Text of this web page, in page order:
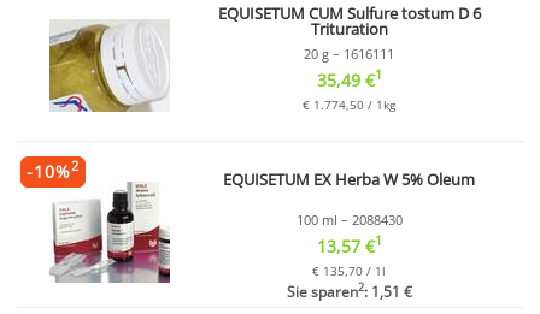
EQUISETUM CUM Sulfure tostum D 6
Trituration
20 g – 1616111
35,49 €1
€ 1.774,50 / 1kg
EQUISETUM EX Herba W 5% Oleum
100 ml – 2088430
13,57 €1
€ 135,70 / 1l
Sie sparen2: 1,51 €
-10%2